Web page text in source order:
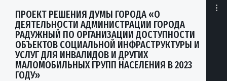
ПРОЕКТ РЕШЕНИЯ ДУМЫ ГОРОДА «О
ДЕЯТЕЛЬНОСТИ АДМИНИСТРАЦИИ ГОРОДА
РАДУЖНЫЙ ПО ОРГАНИЗАЦИИ ДОСТУПНОСТИ
ОБЪЕКТОВ СОЦИАЛЬНОЙ ИНФРАСТРУКТУРЫ И
УСЛУГ ДЛЯ ИНВАЛИДОВ И ДРУГИХ
МАЛОМОБИЛЬНЫХ ГРУПП НАСЕЛЕНИЯ В 2023
ГОДУ»